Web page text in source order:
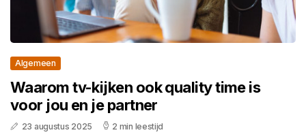
Algemeen
Waarom tv-kijken ook quality time is
voor jou en je partner
23 augustus 2025 2 min leestijd